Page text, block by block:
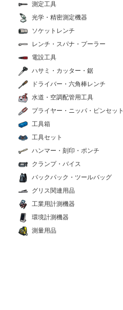
測定工具
光学・精密測定機器
ソケットレンチ
レンチ・スパナ・プーラー
電設工具
ハサミ・カッター・鋸
ドライバー・六角棒レンチ
水道・空調配管用工具
プライヤー・ニッパ・ピンセット
工具箱
工具セット
ハンマー・刻印・ポンチ
クランプ・バイス
バックパック・ツールバッグ
グリス関連用品
工業用計測機器
環境計測機器
測量用品